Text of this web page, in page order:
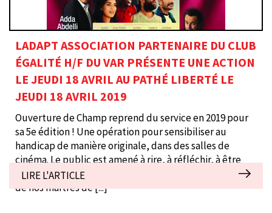
LADAPT ASSOCIATION PARTENAIRE DU CLUB
ÉGALITÉ H/F DU VAR PRÉSENTE UNE ACTION
LE JEUDI 18 AVRIL AU PATHÉ LIBERTÉ LE
JEUDI 18 AVRIL 2019
Ouverture de Champ reprend du service en 2019 pour
sa 5e édition ! Une opération pour sensibiliser au
handicap de manière originale, dans des salles de
cinéma. Le public est amené à rire, à réfléchir, à être
ému et à passer une soirée mémorable, en compagnie
de nos maîtres de[...]
LIRE L'ARTICLE